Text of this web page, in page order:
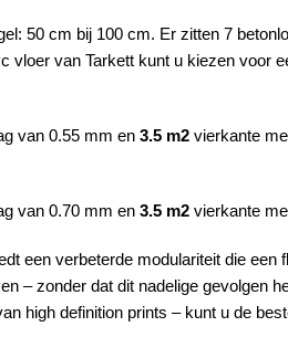
50 cm bij 100 cm. Er zitten 7
vloer van Tarkettkunt u kiezen voor
van 0.55 mm en 3.5 m2vierkante
van 0.70 mm en 3.5 m2vierkante
een verbeterde modulariteit die
– zonder dat dit nadelige gevolgen
high definition prints – kunt u de